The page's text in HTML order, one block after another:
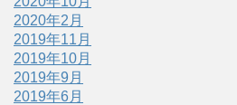
2020年2月
2019年11月
2019年10月
2019年9月
2019年6月